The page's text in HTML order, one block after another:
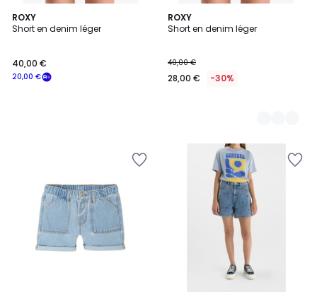
ROXY
Short en denim léger
20,00 €
40,00 €
ROXY
Short en denim léger
40,00 €
28,00 € -30%
2
Couleurs